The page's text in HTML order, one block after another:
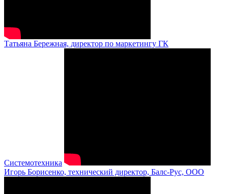
Татьяна Бережная, директор по маркетингу ГК
Системотехника
Игорь Борисенко, технический директор, Балс-Рус, ООО